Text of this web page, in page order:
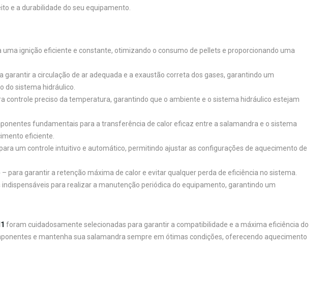
e a durabilidade do seu equipamento.
uma ignição eficiente e constante, otimizando o consumo de pellets e proporcionando uma
garantir a circulação de ar adequada e a exaustão correta dos gases, garantindo um
do sistema hidráulico.
controle preciso da temperatura, garantindo que o ambiente e o sistema hidráulico estejam
fundamentais para a transferência de calor eficaz entre a salamandra e o sistema
eficiente.
um controle intuitivo e automático, permitindo ajustar as configurações de aquecimento de
– para garantir a retenção máxima de calor e evitar qualquer perda de eficiência no sistema.
indispensáveis para realizar a manutenção periódica do equipamento, garantindo um
foram cuidadosamente selecionadas para garantir a compatibilidade e a máxima eficiência do
e mantenha sua salamandra sempre em ótimas condições, oferecendo aquecimento